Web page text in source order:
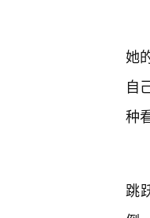
她
自
种
跳